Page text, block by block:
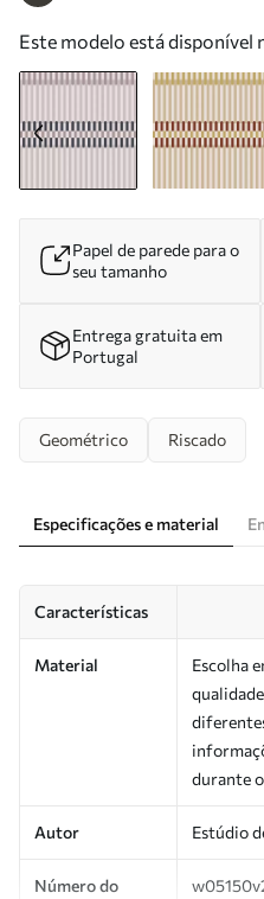
Este modelo está disponível
Papel de parede para o
seu tamanho
Entrega gratuita em
Portugal
Geométrico Riscado
Especificações e material
Características
Material
Escolha
durante
Autor Estúdio
Número do